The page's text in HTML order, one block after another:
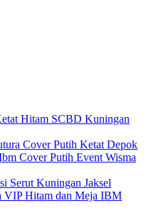
Hitam SCBD Kuningan
Cover Putih Ketat Depok
Cover Putih Event Wisma
Serut Kuningan Jaksel
VIP Hitam dan Meja IBM